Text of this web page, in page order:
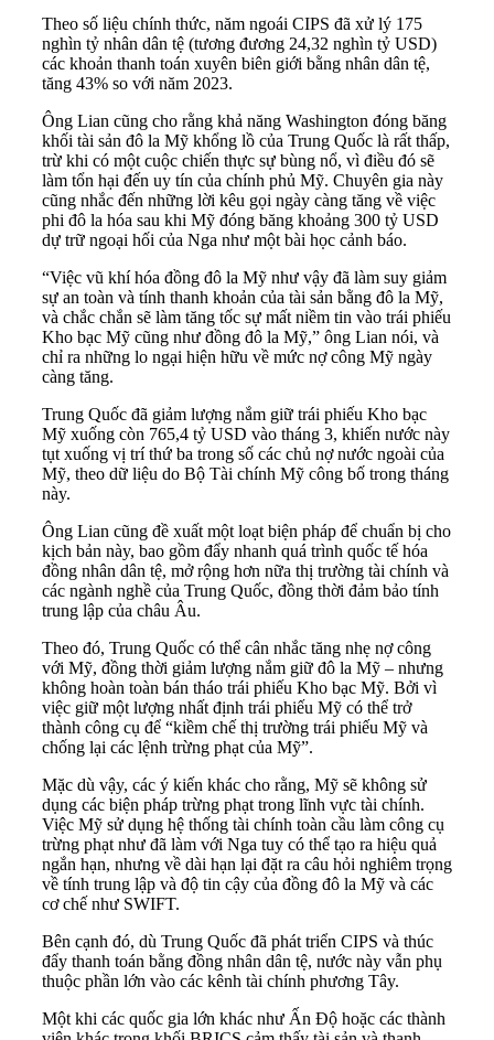
Theo số liệu chính thức, năm ngoái CIPS đã xử lý 175
nghìn tỷ nhân dân tệ (tương đương 24,32 nghìn tỷ USD)
các khoản thanh toán xuyên biên giới bằng nhân dân tệ,
tăng 43% so với năm 2023.
Ông Lian cũng cho rằng khả năng Washington đóng băng
khối tài sản đô la Mỹ khổng lồ của Trung Quốc là rất thấp,
trừ khi có một cuộc chiến thực sự bùng nổ, vì điều đó sẽ
làm tổn hại đến uy tín của chính phủ Mỹ. Chuyên gia này
cũng nhắc đến những lời kêu gọi ngày càng tăng về việc
phi đô la hóa sau khi Mỹ đóng băng khoảng 300 tỷ USD
dự trữ ngoại hối của Nga như một bài học cảnh báo.
“Việc vũ khí hóa đồng đô la Mỹ như vậy đã làm suy giảm
sự an toàn và tính thanh khoản của tài sản bằng đô la Mỹ,
và chắc chắn sẽ làm tăng tốc sự mất niềm tin vào trái phiếu
Kho bạc Mỹ cũng như đồng đô la Mỹ,” ông Lian nói, và
chỉ ra những lo ngại hiện hữu về mức nợ công Mỹ ngày
càng tăng.
Trung Quốc đã giảm lượng nắm giữ trái phiếu Kho bạc
Mỹ xuống còn 765,4 tỷ USD vào tháng 3, khiến nước này
tụt xuống vị trí thứ ba trong số các chủ nợ nước ngoài của
Mỹ, theo dữ liệu do Bộ Tài chính Mỹ công bố trong tháng
này.
Ông Lian cũng đề xuất một loạt biện pháp để chuẩn bị cho
kịch bản này, bao gồm đẩy nhanh quá trình quốc tế hóa
đồng nhân dân tệ, mở rộng hơn nữa thị trường tài chính và
các ngành nghề của Trung Quốc, đồng thời đảm bảo tính
trung lập của châu Âu.
Theo đó, Trung Quốc có thể cân nhắc tăng nhẹ nợ công
với Mỹ, đồng thời giảm lượng nắm giữ đô la Mỹ – nhưng
không hoàn toàn bán tháo trái phiếu Kho bạc Mỹ. Bởi vì
việc giữ một lượng nhất định trái phiếu Mỹ có thể trở
thành công cụ để “kiềm chế thị trường trái phiếu Mỹ và
chống lại các lệnh trừng phạt của Mỹ”.
Mặc dù vậy, các ý kiến khác cho rằng, Mỹ sẽ không sử
dụng các biện pháp trừng phạt trong lĩnh vực tài chính.
Việc Mỹ sử dụng hệ thống tài chính toàn cầu làm công cụ
trừng phạt như đã làm với Nga tuy có thể tạo ra hiệu quả
ngắn hạn, nhưng về dài hạn lại đặt ra câu hỏi nghiêm trọng
về tính trung lập và độ tin cậy của đồng đô la Mỹ và các
cơ chế như SWIFT.
Bên cạnh đó, dù Trung Quốc đã phát triển CIPS và thúc
đẩy thanh toán bằng đồng nhân dân tệ, nước này vẫn phụ
thuộc phần lớn vào các kênh tài chính phương Tây.
Một khi các quốc gia lớn khác như Ấn Độ hoặc các thành